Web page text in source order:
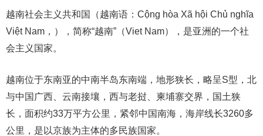
越南社会主义共和国（越南语：Cộng hòa Xã hội Chủ nghĩa
Việt Nam，），简称“越南”（Viet Nam），是亚洲的一个社
会主义国家。
越南位于东南亚的中南半岛东南端，地形狭长，略呈S型，北
与中国广西、云南接壤，西与老挝、柬埔寨交界，国土狭
长，面积约33万平方公里，紧邻中国南海，海岸线长3260多
公里，是以京族为主体的多民族国家。